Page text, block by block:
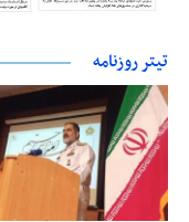
تیتر روزنامه